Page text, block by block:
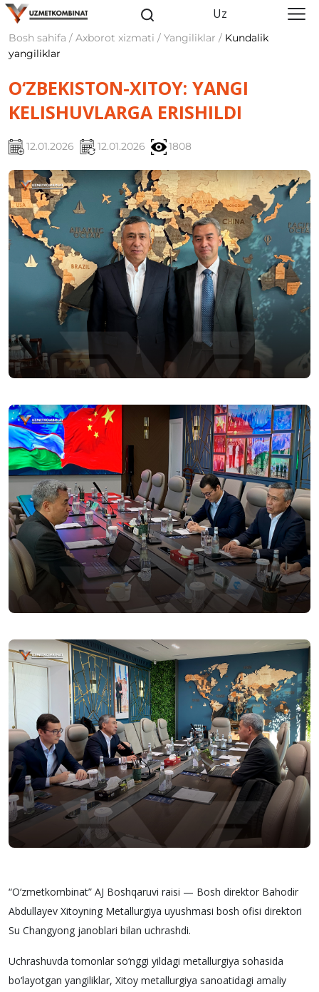
Uz
Bosh sahifa / Axborot xizmati / Yangiliklar / Kundalik
yangiliklar
O‘ZBEKISTON-XITOY: YANGI
KELISHUVLARGA ERISHILDI
12.01.2026 12.01.2026 1808
“O‘zmetkombinat” AJ Boshqaruvi raisi — Bosh direktor Bahodir
Abdullayev Xitoyning Metallurgiya uyushmasi bosh ofisi direktori
Su Changyong janoblari bilan uchrashdi.
Uchrashuvda tomonlar so‘nggi yildagi metallurgiya sohasida
bo‘layotgan yangiliklar, Xitoy metallurgiya sanoatidagi amaliy